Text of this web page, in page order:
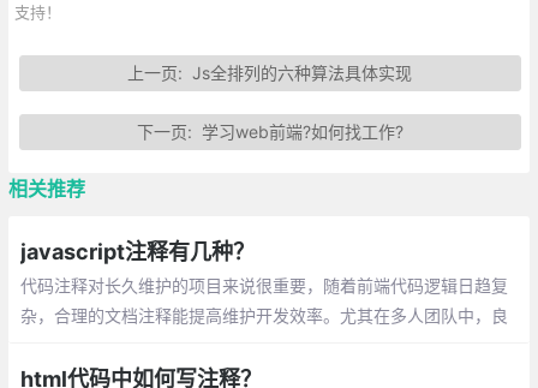
支持！
上一页:Js全排列的六种算法具体实现
下一页: 学习web前端?如何找工作?
相关推荐
javascript注释有几种？
代码注释对长久维护的项目来说很重要，随着前端代码逻辑日趋复
杂，合理的文档注释能提高维护开发效率。尤其在多人团队中，良
html代码中如何写注释？